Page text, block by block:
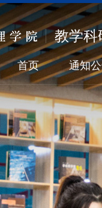
教学科
首页 通知